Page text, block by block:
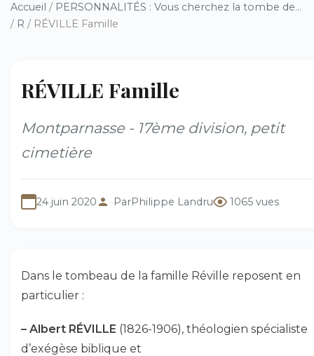
Accueil / PERSONNALITÉS : Vous cherchez la tombe de...
/ R / RÉVILLE Famille
RÉVILLE Famille
Montparnasse - 17ème division, petit
cimetière
24 juin 2020 ParPhilippe Landru 1065 vues
Dans le tombeau de la famille Réville reposent en
particulier :
– Albert RÉVILLE (1826-1906), théologien spécialiste
d’exégèse biblique et